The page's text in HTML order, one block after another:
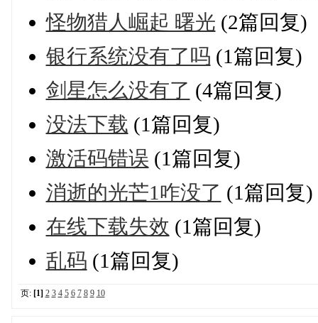
怪物猎人崛起 曙光 (2篇回复)
银行系统没有了吗 (1篇回复)
剑星怎么没有了 (4篇回复)
没法下载 (1篇回复)
激活码错误 (1篇回复)
消逝的光芒1咋没了 (1篇回复)
在线下载失效 (1篇回复)
乱码 (1篇回复)
页: [1] 2 3 4 5 6 7 8 9 10